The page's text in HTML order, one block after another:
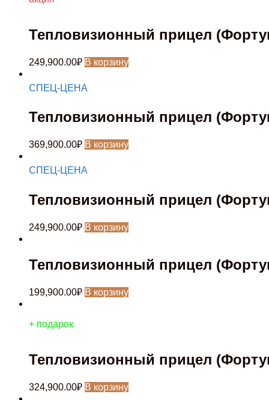
Тепловизионный прицел
249,900.00₽ В корзину
СПЕЦ-ЦЕНА
Тепловизионный прицел
369,900.00₽ В корзину
СПЕЦ-ЦЕНА
Тепловизионный прицел
249,900.00₽ В корзину
Тепловизионный прицел
199,900.00₽ В корзину
+ подарок
Тепловизионный прицел
324,900.00₽ В корзину